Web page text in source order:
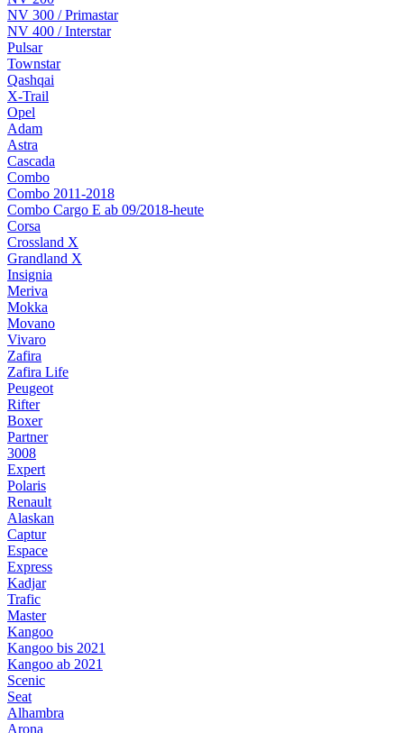
NV 300 / Primastar
NV 400 / Interstar
Pulsar
Townstar
Qashqai
X-Trail
Opel
Adam
Astra
Cascada
Combo
Combo 2011-2018
Combo Cargo E ab 09/2018-heute
Corsa
Crossland X
Grandland X
Insignia
Meriva
Mokka
Movano
Vivaro
Zafira
Zafira Life
Peugeot
Rifter
Boxer
Partner
3008
Expert
Polaris
Renault
Alaskan
Captur
Espace
Express
Kadjar
Trafic
Master
Kangoo
Kangoo bis 2021
Kangoo ab 2021
Scenic
Seat
Alhambra
Arona